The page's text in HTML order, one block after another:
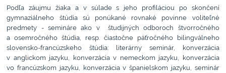
Podľa záujmu žiaka a v súlade s jeho profiláciou po skončení
gymnaziálneho štúdia sú ponúkané rovnaké povinne voliteľné
predmety - semináre ako v študijných odboroch štvorročného
a osemročného štúdia, resp. čiastočne päťročného bilingválneho
slovensko-francúzskeho štúdia: literárny seminár, konverzácia
v anglickom jazyku, konverzácia v nemeckom jazyku, konverzácia
vo francúzskom jazyku, konverzácia v španielskom jazyku, seminár